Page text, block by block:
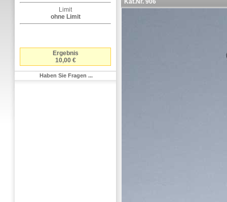
Limit
ohne Limit
Ergebnis
10,00 €
Haben Sie Fragen ...
Kat.Nr. 906